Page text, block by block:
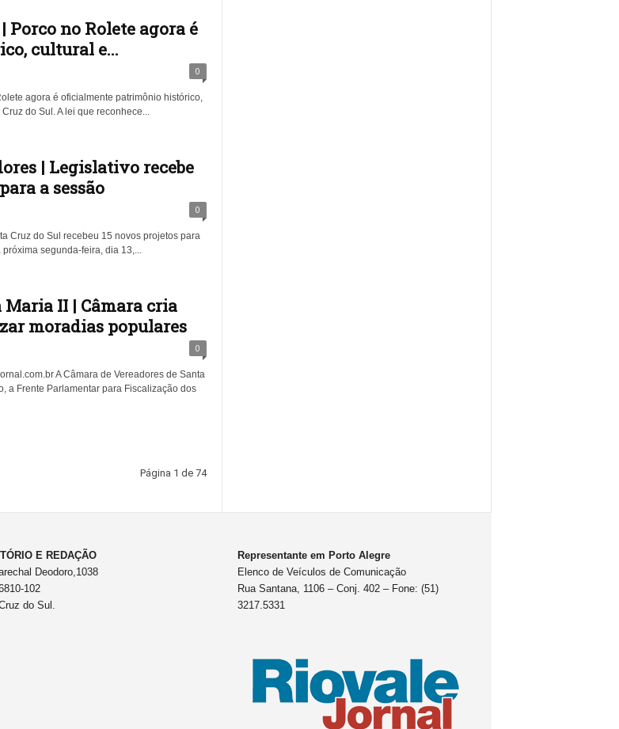
Porco no Rolete agora é
cultural e...
0
agora é oficialmente patrimônio histórico,
do Sul. A lei que reconhece...
| Legislativo recebe
a sessão
0
Cruz do Sul recebeu 15 novos projetos para
segunda-feira, dia 13,...
II | Câmara cria
moradias populares
0
A Câmara de Vereadores de Santa
a Frente Parlamentar para Fiscalização dos
Página 1 de 74
E REDAÇÃO
Deodoro,1038
102
do Sul.
Representante em Porto Alegre
Elenco de Veículos de Comunicação
Rua Santana, 1106 – Conj. 402 – Fone: (51)
3217.5331